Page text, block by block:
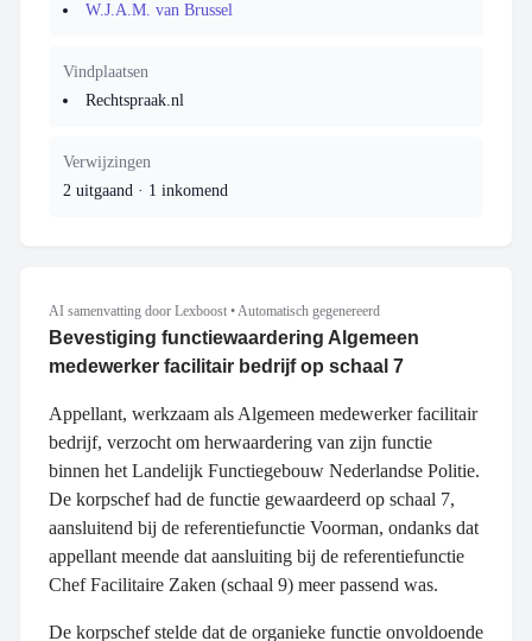
W.J.A.M. van Brussel
Vindplaatsen
Rechtspraak.nl
Verwijzingen
2 uitgaand · 1 inkomend
AI samenvatting door Lexboost •Automatisch gegenereerd
Bevestiging functiewaardering Algemeen
medewerker facilitair bedrijf op schaal 7
Appellant, werkzaam als Algemeen medewerker facilitair
bedrijf, verzocht om herwaardering van zijn functie
binnen het Landelijk Functiegebouw Nederlandse Politie.
De korpschef had de functie gewaardeerd op schaal 7,
aansluitend bij de referentiefunctie Voorman, ondanks dat
appellant meende dat aansluiting bij de referentiefunctie
Chef Facilitaire Zaken (schaal 9) meer passend was.
De korpschef stelde dat de organieke functie onvoldoende